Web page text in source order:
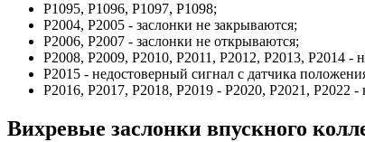
P1095, P1096, P1097, P1098;
P2004, P2005 - заслонки не закрываются;
P2006, P2007 - заслонки не открываются;
P2008, P2009, P2010, P2011, P2012, P2013, P2014 -
P2015 - недостоверный сигнал с датчика
P2016, P2017, P2018, P2019 - P2020, P2021, P2022
Вихревые заслонки впускного